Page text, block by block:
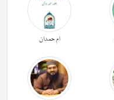
ام حمدان